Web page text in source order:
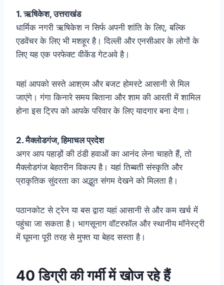
1. ऋषिकेश, उत्तराखंड
धार्मिक नगरी ऋषिकेश न सिर्फ अपनी शांति के लिए, बल्कि
एडवेंचर के लिए भी मशहूर है। दिल्ली और एनसीआर के लोगों के
लिए यह एक परफेक्ट वीकेंड गेटअवे है।
यहां आपको सस्ते आश्रम और बजट होमस्टे आसानी से मिल
जाएंगे। गंगा किनारे समय बिताना और शाम की आरती में शामिल
होना इस ट्रिप को आपके परिवार के लिए यादगार बना देगा।
2. मैक्लोडगंज, हिमाचल प्रदेश
अगर आप पहाड़ों की ठंडी हवाओं का आनंद लेना चाहते हैं, तो
मैक्लोडगंज बेहतरीन विकल्प है। यहां तिब्बती संस्कृति और
प्राकृतिक सुंदरता का अद्भुत संगम देखने को मिलता है।
पठानकोट से ट्रेन या बस द्वारा यहां आसानी से और कम खर्च में
पहुंचा जा सकता है। भागसूनाग वॉटरफॉल और स्थानीय मॉनेस्ट्री
में घूमना पूरी तरह से मुफ्त या बेहद सस्ता है।
40 डिग्री की गर्मी में खोज रहे हैं